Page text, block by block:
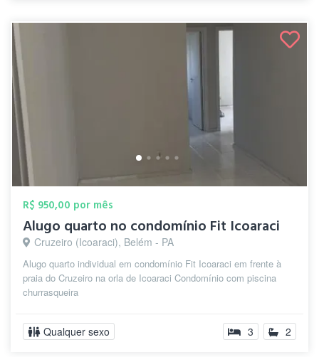
R$ 950,00 por mês
Alugo quarto no condomínio Fit Icoaraci
Cruzeiro (Icoaraci), Belém - PA
Alugo quarto individual em condomínio Fit Icoaraci em frente à
praia do Cruzeiro na orla de Icoaraci Condomínio com piscina
churrasqueira
Qualquer sexo 3 2